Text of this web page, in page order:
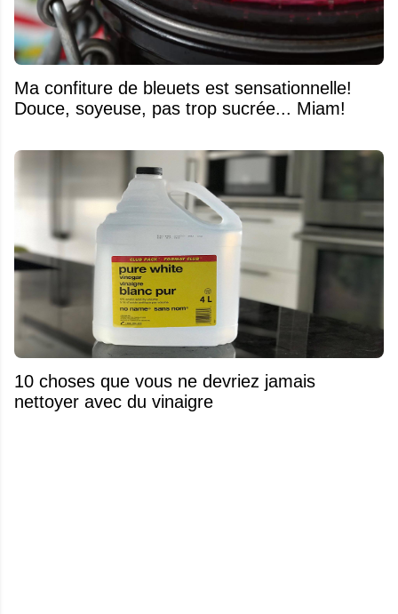
Ma confiture de bleuets est sensationnelle!
Douce, soyeuse, pas trop sucrée... Miam!
10 choses que vous ne devriez jamais
nettoyer avec du vinaigre